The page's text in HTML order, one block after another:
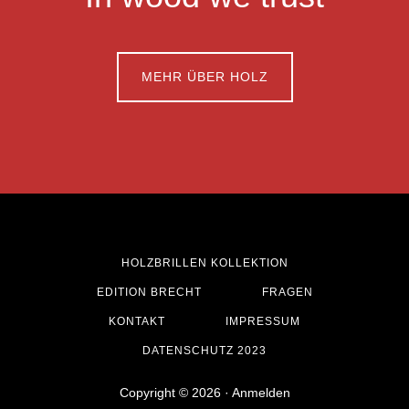
MEHR ÜBER HOLZ
HOLZBRILLEN KOLLEKTION
EDITION BRECHT FRAGEN
KONTAKT IMPRESSUM
DATENSCHUTZ 2023
Copyright © 2026 · Anmelden